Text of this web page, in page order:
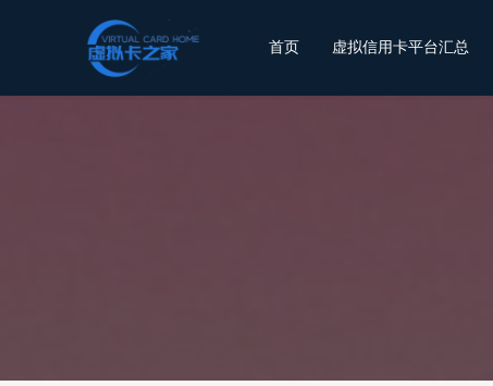
首页 虚拟信用卡平台汇总